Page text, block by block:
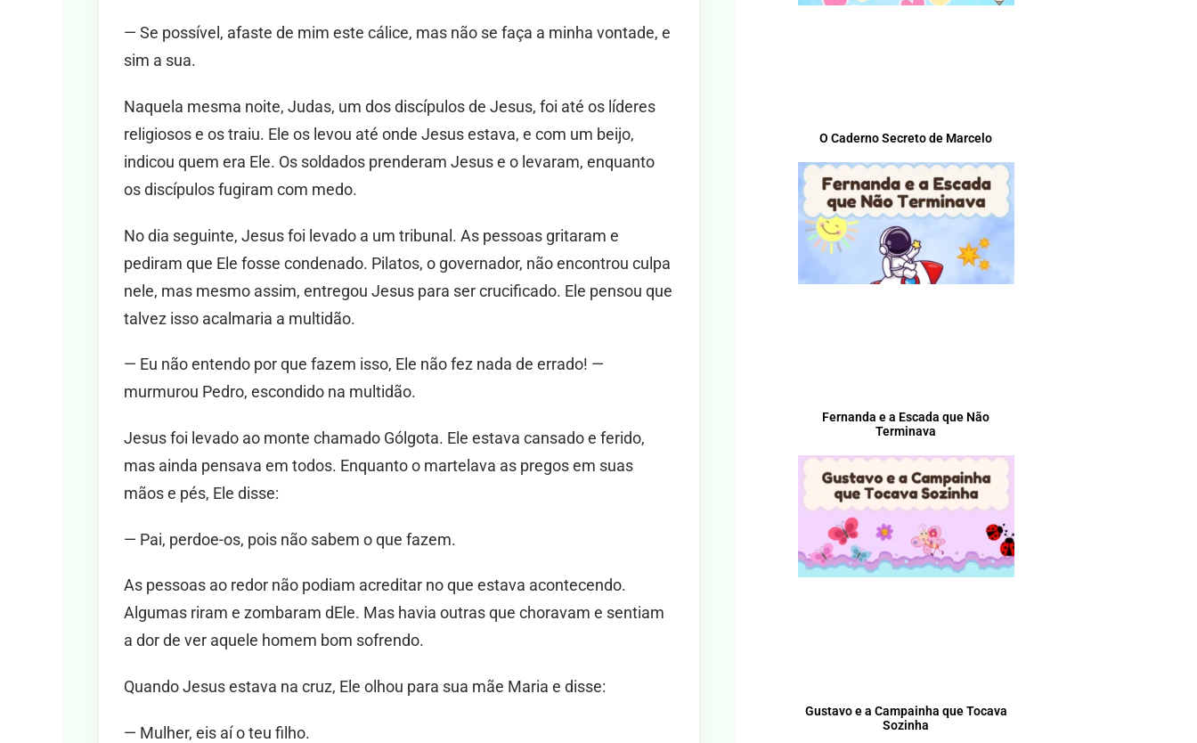
— Se possível, afaste de mim este cálice, mas não se faça a minha vontade, e
sim a sua.
Naquela mesma noite, Judas, um dos discípulos de Jesus, foi até os líderes
religiosos e os traiu. Ele os levou até onde Jesus estava, e com um beijo,
indicou quem era Ele. Os soldados prenderam Jesus e o levaram, enquanto
os discípulos fugiram com medo.
No dia seguinte, Jesus foi levado a um tribunal. As pessoas gritaram e
pediram que Ele fosse condenado. Pilatos, o governador, não encontrou culpa
nele, mas mesmo assim, entregou Jesus para ser crucificado. Ele pensou que
talvez isso acalmaria a multidão.
— Eu não entendo por que fazem isso, Ele não fez nada de errado! —
murmurou Pedro, escondido na multidão.
Jesus foi levado ao monte chamado Gólgota. Ele estava cansado e ferido,
mas ainda pensava em todos. Enquanto o martelava as pregos em suas
mãos e pés, Ele disse:
— Pai, perdoe-os, pois não sabem o que fazem.
As pessoas ao redor não podiam acreditar no que estava acontecendo.
Algumas riram e zombaram dEle. Mas havia outras que choravam e sentiam
a dor de ver aquele homem bom sofrendo.
Quando Jesus estava na cruz, Ele olhou para sua mãe Maria e disse:
— Mulher, eis aí o teu filho.
O Caderno Secreto de Marcelo
Fernanda e a Escada que Não
Terminava
Gustavo e a Campainha que Tocava
Sozinha